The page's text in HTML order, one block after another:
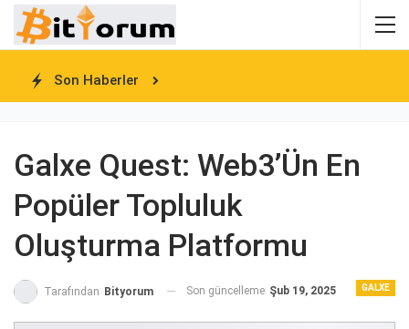
Son Haberler
Galxe Quest: Web3’ün En
Popüler Topluluk
Oluşturma Platformu
GALXE
Tarafından Bityorum Son güncelleme Şub 19, 2025